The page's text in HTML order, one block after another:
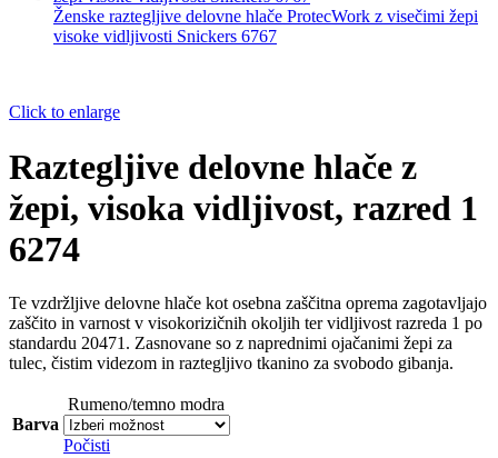
Ženske raztegljive delovne hlače ProtecWork z visečimi žepi
visoke vidljivosti Snickers 6767
Click to enlarge
Raztegljive delovne hlače z
žepi, visoka vidljivost, razred 1
6274
Te vzdržljive delovne hlače kot osebna zaščitna oprema zagotavljajo
zaščito in varnost v visokorizičnih okoljih ter vidljivost razreda 1 po
standardu 20471. Zasnovane so z naprednimi ojačanimi žepi za
tulec, čistim videzom in raztegljivo tkanino za svobodo gibanja.
Barva
Rumeno/temno modra
Počisti